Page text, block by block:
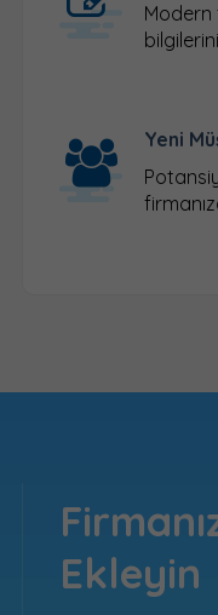
Modern
Yeni
Ekleyin